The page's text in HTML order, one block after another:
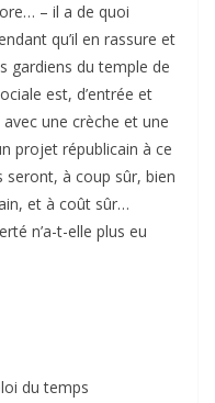
– il a de quoi
qu’il en rassure et
gardiens du temple de
est, d’entrée et
une crèche et une
projet républicain à ce
seront, à coup sûr, bien
et à coût sûr…
n’a-t-elle plus eu
du temps